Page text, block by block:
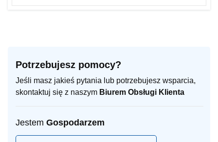
Potrzebujesz pomocy?
Jeśli masz jakieś pytania lub potrzebujesz wsparcia,
skontaktuj się z naszym Biurem Obsługi Klienta
Jestem Gospodarzem